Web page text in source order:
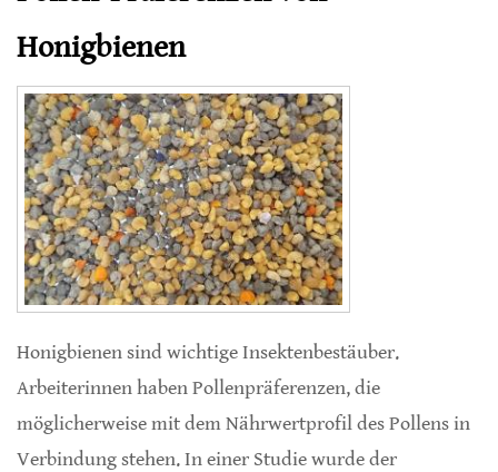
Honigbienen
Honigbienen sind wichtige Insektenbestäuber.
Arbeiterinnen haben Pollenpräferenzen, die
möglicherweise mit dem Nährwertprofil des Pollens in
Verbindung stehen. In einer Studie wurde der